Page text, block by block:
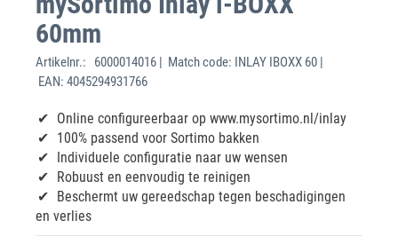
60mm
Artikelnr.:
6000014016 | Match code: INLAY IBOXX 60 |
EAN: 4045294931766
Online configureerbaar op www.mysortimo.nl/inlay
100% passend voor Sortimo bakken
Individuele configuratie naar uw wensen
Robuust en eenvoudig te reinigen
Beschermt uw gereedschap tegen beschadigingen
en verlies